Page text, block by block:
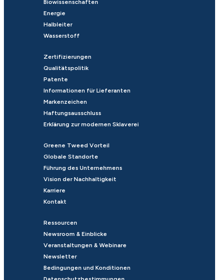
Biowissenschaften
Energie
Halbleiter
Wasserstoff
Zertifizierungen
Qualitätspolitik
Patente
Informationen für Lieferanten
Markenzeichen
Haftungsausschluss
Erklärung zur modernen Sklaverei
Greene Tweed Vorteil
Globale Standorte
Führung des Unternehmens
Vision der Nachhaltigkeit
Karriere
Kontakt
Ressourcen
Newsroom & Einblicke
Veranstaltungen & Webinare
Newsletter
Bedingungen und Konditionen